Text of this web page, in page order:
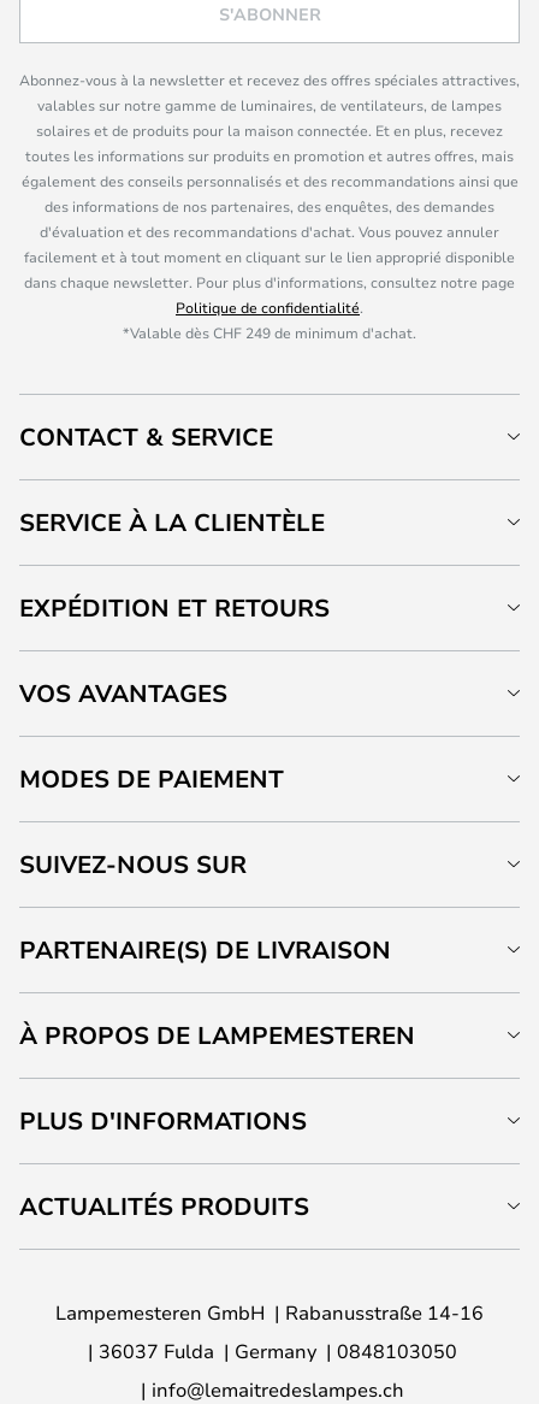
S'ABONNER
Abonnez-vous à la newsletter et recevez des offres spéciales attractives,
valables sur notre gamme de luminaires, de ventilateurs, de lampes
solaires et de produits pour la maison connectée. Et en plus, recevez
toutes les informations sur produits en promotion et autres offres, mais
également des conseils personnalisés et des recommandations ainsi que
des informations de nos partenaires, des enquêtes, des demandes
d'évaluation et des recommandations d'achat. Vous pouvez annuler
facilement et à tout moment en cliquant sur le lien approprié disponible
dans chaque newsletter. Pour plus d'informations, consultez notre page
Politique de confidentialité.
*Valable dès CHF 249 de minimum d'achat.
CONTACT & SERVICE
SERVICE À LA CLIENTÈLE
EXPÉDITION ET RETOURS
VOS AVANTAGES
MODES DE PAIEMENT
SUIVEZ-NOUS SUR
PARTENAIRE(S) DE LIVRAISON
À PROPOS DE LAMPEMESTEREN
PLUS D'INFORMATIONS
ACTUALITÉS PRODUITS
Lampemesteren GmbH
Rabanusstraße 14-16
36037 Fulda
Germany
0848103050
info@lemaitredeslampes.ch